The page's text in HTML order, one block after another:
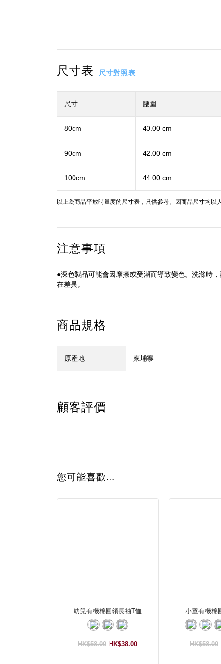
尺寸表 尺寸對照表
尺寸 腰圍
80cm 40.00 cm
90cm 42.00 cm
100cm 44.00 cm
以上為商品平放時量度的尺寸表，只供參考。因商品尺寸均
注意事項
●深色製品可能會因摩擦或受潮而導致變色。洗滌時
在差異。
商品規格
原產地 柬埔寨
顧客評價
您可能喜歡...
幼兒有機棉圓領長袖T恤
HK$38.00
HK$58.00
小童有機棉
HK$58.00